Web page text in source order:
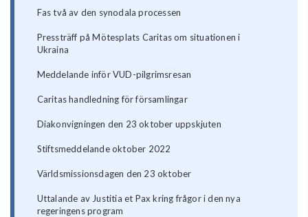
Fas två av den synodala processen
Pressträff på Mötesplats Caritas om situationen i
Ukraina
Meddelande inför VUD-pilgrimsresan
Caritas handledning för församlingar
Diakonvigningen den 23 oktober uppskjuten
Stiftsmeddelande oktober 2022
Världsmissionsdagen den 23 oktober
Uttalande av Justitia et Pax kring frågor i den nya
regeringens program